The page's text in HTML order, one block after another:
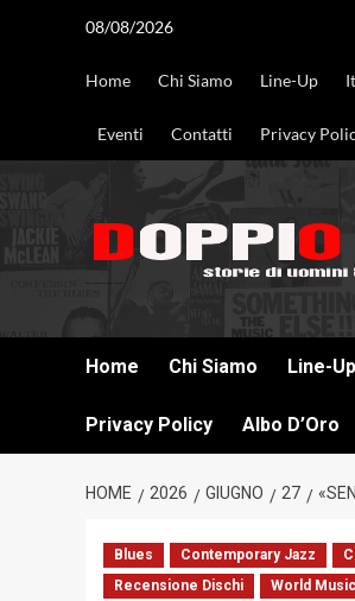
08/08/2026
Home Chi Siamo Line-Up
Eventi Contatti Privacy
Home Chi Siamo Line-Up
Privacy Policy Albo D’Oro
HOME 2026 GIUGNO 27
Blues Contemporary Jazz
Recensione Dischi
World Music